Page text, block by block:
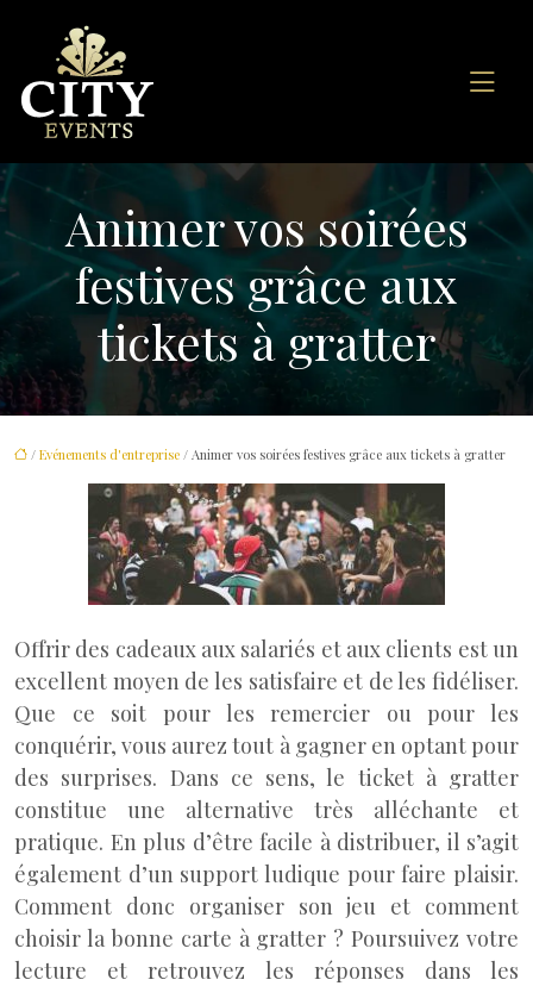
Animer vos soirées
festives grâce aux
tickets à gratter
/ Evénements d'entreprise / Animer vos soirées festives grâce aux tickets à gratter
Offrir des cadeaux aux salariés et aux clients est un
excellent moyen de les satisfaire et de les fidéliser.
Que ce soit pour les remercier ou pour les
conquérir, vous aurez tout à gagner en optant pour
des surprises. Dans ce sens, le ticket à gratter
constitue une alternative très alléchante et
pratique. En plus d’être facile à distribuer, il s’agit
également d’un support ludique pour faire plaisir.
Comment donc organiser son jeu et comment
choisir la bonne carte à gratter ? Poursuivez votre
lecture et retrouvez les réponses dans les